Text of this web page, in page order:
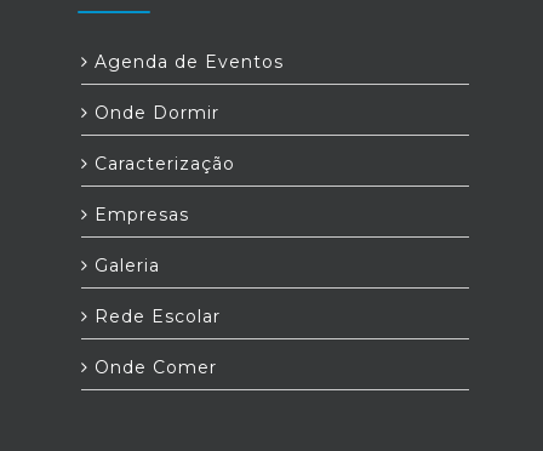
Agenda de Eventos
Onde Dormir
Caracterização
Empresas
Galeria
Rede Escolar
Onde Comer